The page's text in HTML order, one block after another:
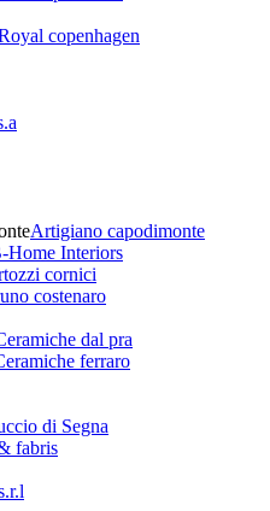
copenhagen
Artigiano capodimonte
Home Interiors
cornici
costenaro
dal pra
ferraro
di Segna
fabris